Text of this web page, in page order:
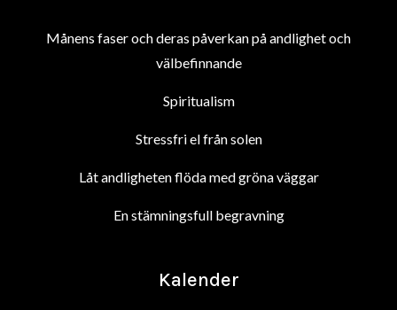
Månens faser och deras påverkan på andlighet och
välbefinnande
Spiritualism
Stressfri el från solen
Låt andligheten flöda med gröna väggar
En stämningsfull begravning
Kalender